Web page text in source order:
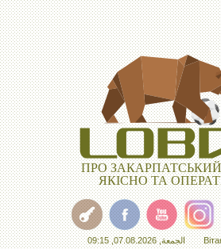
ПРО
ЯКІСНО ТА
الجمعة, 07.08.2026, 09:15